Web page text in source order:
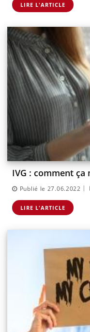
LIRE L'ARTICLE
IVG : comment ça
Publié le 27.06.2022 |
LIRE L'ARTICLE